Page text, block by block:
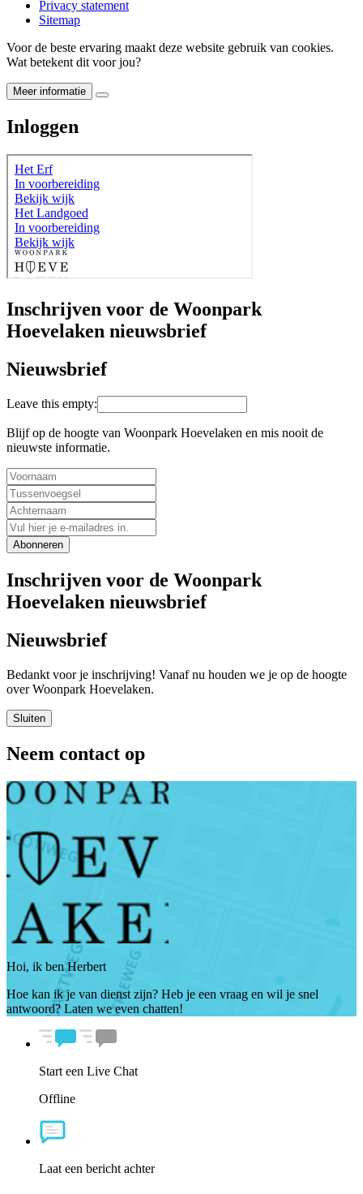
Privacy statement
Sitemap
Voor de beste ervaring maakt deze website gebruik van cookies.
Wat betekent dit voor jou?
Meer informatie
Inloggen
Inschrijven voor de Woonpark
Hoevelaken nieuwsbrief
Nieuwsbrief
Leave this empty:
Blijf op de hoogte van Woonpark Hoevelaken en mis nooit de
nieuwste informatie.
Abonneren
Inschrijven voor de Woonpark
Hoevelaken nieuwsbrief
Nieuwsbrief
Bedankt voor je inschrijving! Vanaf nu houden we je op de hoogte
over Woonpark Hoevelaken.
Sluiten
Neem contact op
Hoi, ik ben Herbert
Hoe kan ik je van dienst zijn? Heb je een vraag en wil je snel
antwoord? Laten we even chatten!
Start een Live Chat
Offline
Laat een bericht achter